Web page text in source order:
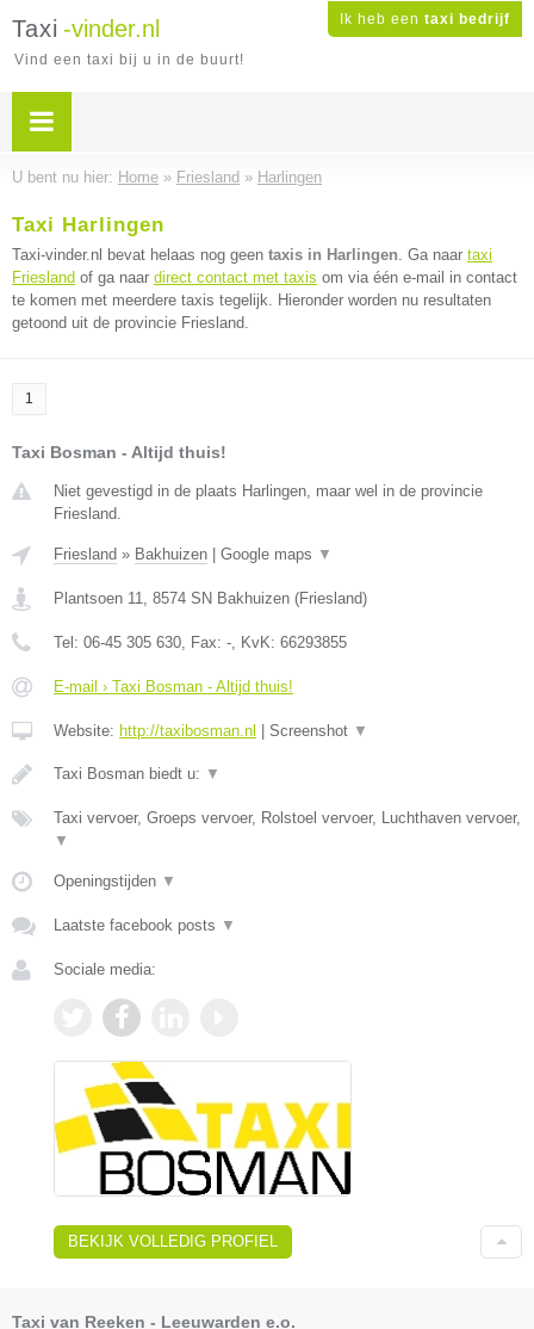
Ik heb een taxi bedrijf
Taxi -vinder.nl
Vind een taxi bij u in de buurt!
U bent nu hier: Home » Friesland » Harlingen
Taxi Harlingen
Taxi-vinder.nl bevat helaas nog geen taxis in Harlingen. Ga naar taxi
Friesland of ga naar direct contact met taxis om via één e-mail in contact
te komen met meerdere taxis tegelijk. Hieronder worden nu resultaten
getoond uit de provincie Friesland.
1
Taxi Bosman - Altijd thuis!
Niet gevestigd in de plaats Harlingen, maar wel in de provincie
Friesland.
Friesland » Bakhuizen Google maps ▼
Plantsoen 11, 8574 SN Bakhuizen (Friesland)
Tel: 06-45 305 630, Fax: -, KvK: 66293855
E-mail › Taxi Bosman - Altijd thuis!
Website: http://taxibosman.nl Screenshot ▼
Taxi Bosman biedt u: ▼
Taxi vervoer, Groeps vervoer, Rolstoel vervoer, Luchthaven vervoer,
▼
Openingstijden ▼
Laatste facebook posts ▼
Sociale media:
BEKIJK VOLLEDIG PROFIEL
Taxi van Reeken - Leeuwarden e.o.